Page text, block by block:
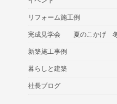
リフォーム施工例
完成見学会 夏のこかげ 冬
新築施工事例
暮らしと建築
社長ブログ